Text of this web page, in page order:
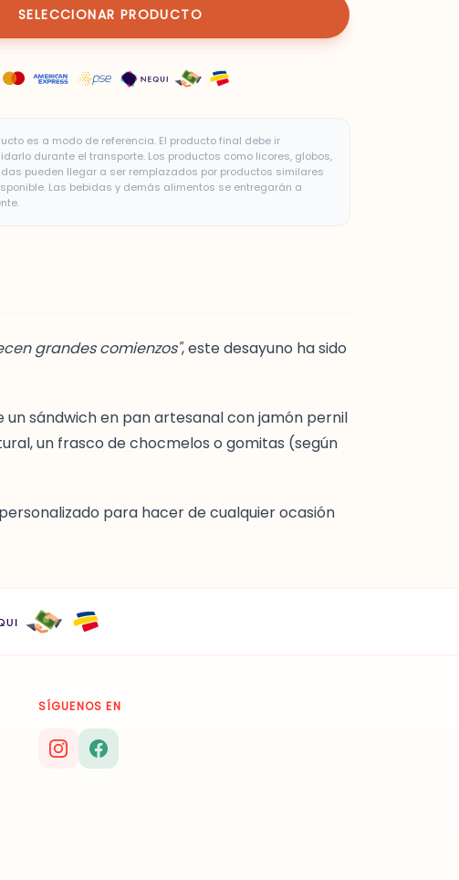
SELECCIONAR PRODUCTO
es a modo de referencia. El producto final debe ir
durante el transporte. Los productos como licores, globos,
pueden llegar a ser remplazados por productos similares
Las bebidas y demás alimentos se entregarán a
grandes comienzos", este desayuno ha sido
sándwich en pan artesanal con jamón pernil
un frasco de chocmelos o gomitas (según
para hacer de cualquier ocasión
SÍGUENOS EN